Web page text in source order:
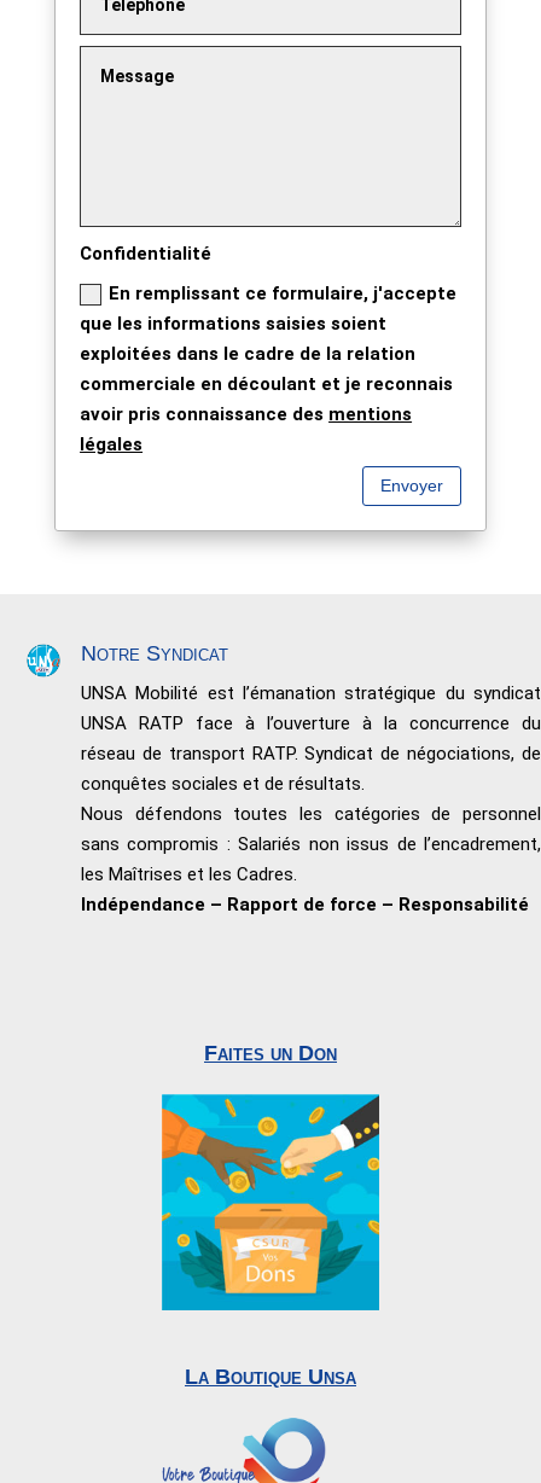
Confidentialité
En remplissant ce formulaire, j'accepte
que les informations saisies soient
exploitées dans le cadre de la relation
commerciale en découlant et je reconnais
avoir pris connaissance des mentions
légales
Envoyer
Notre Syndicat
UNSA Mobilité est l’émanation stratégique du syndicat
UNSA RATP face à l’ouverture à la concurrence du
réseau de transport RATP. Syndicat de négociations, de
conquêtes sociales et de résultats.
Nous défendons toutes les catégories de personnel
sans compromis : Salariés non issus de l’encadrement,
les Maîtrises et les Cadres.
Indépendance – Rapport de force – Responsabilité
Faites un Don
La Boutique Unsa